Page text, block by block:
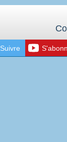
Suivre